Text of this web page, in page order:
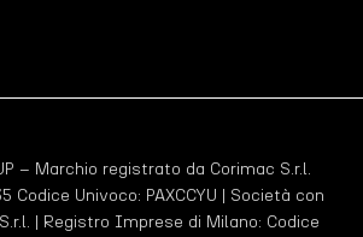
– Marchio registrato da Corimac S.r.l.
Codice Univoco: PAXCCYU | Società con
| Registro Imprese di Milano: Codice